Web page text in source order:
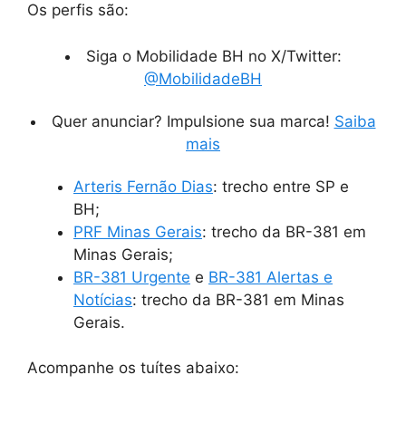
Os perfis são:
Siga o Mobilidade BH no X/Twitter:
@MobilidadeBH
Quer anunciar? Impulsione sua marca! Saiba
mais
Arteris Fernão Dias: trecho entre SP e
BH;
PRF Minas Gerais: trecho da BR-381 em
Minas Gerais;
BR-381 Urgente e BR-381 Alertas e
Notícias: trecho da BR-381 em Minas
Gerais.
Acompanhe os tuítes abaixo: